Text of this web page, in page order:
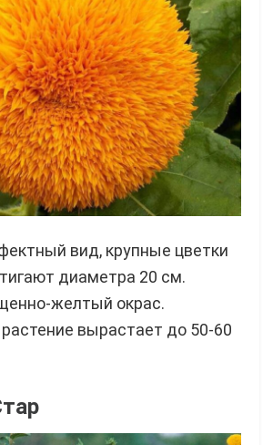
вид, крупные цветки
диаметра 20 см.
желтый окрас.
вырастает до 50-60